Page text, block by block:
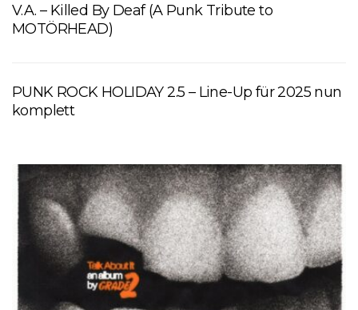
V.A. – Killed By Deaf (A Punk Tribute to
MOTÖRHEAD)
PUNK ROCK HOLIDAY 2.5 – Line-Up für 2025 nun
komplett